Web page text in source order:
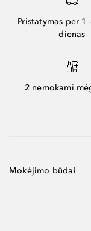
Pristatymas per 1
dienas
2 nemokami
Mokėjimo būdai